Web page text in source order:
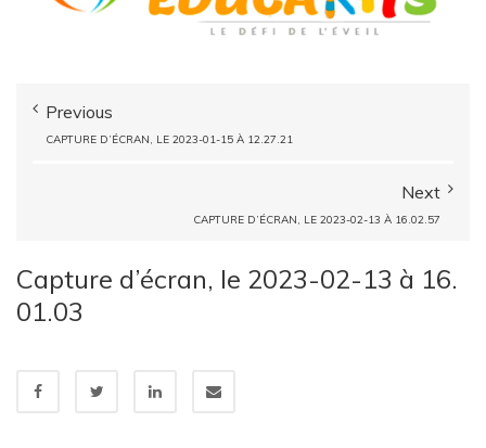
Previous
CAPTURE D’ÉCRAN, LE 2023-01-15 À 12.27.21
Next
CAPTURE D’ÉCRAN, LE 2023-02-13 À 16.02.57
Capture d’écran, le 2023-02-13 à 16.
01.03